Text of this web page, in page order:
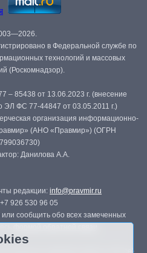
в Федеральной службе по
технологий и массовых
(Роскомнадзор).
– 85438 от 13.06.2023 г. (внесение
ЭЛ ФС 77-44847 от 03.05.2011 г.)
организация информационно-
(АНО «Правмир») (ОГРН
Данилова А.А.
редакции: info@pravmir.ru
926 530 96 05
сообщить обо всех замеченных
в печатных изданиях (книгах, прессе)